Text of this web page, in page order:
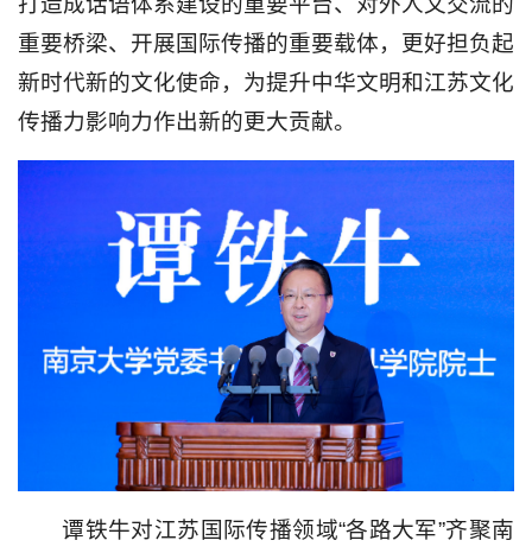
重要桥梁、开展国际传播的重要载体，更好担负起
新时代新的文化使命，为提升中华文明和江苏文化
传播力影响力作出新的更大贡献。
谭铁牛对江苏国际传播领域“各路大军”齐聚南